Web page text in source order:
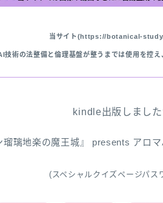
当サイト(https://botanical-
技術の法整備と倫理基盤が整うまでは使用を控
kindle出版しました
瑠璃地楽の魔王城』 presents アロ
(スペシャルクイズページパス